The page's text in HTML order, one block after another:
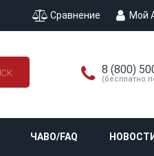
Сравнение Мой
8 (800)
(бесплатно
ЧАВО/FAQ НОВОСТИ